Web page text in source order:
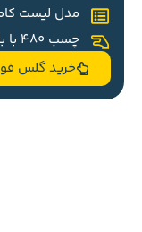
مدل لیست
چسب 480 با بالاترین کیفیت
خرید گلس